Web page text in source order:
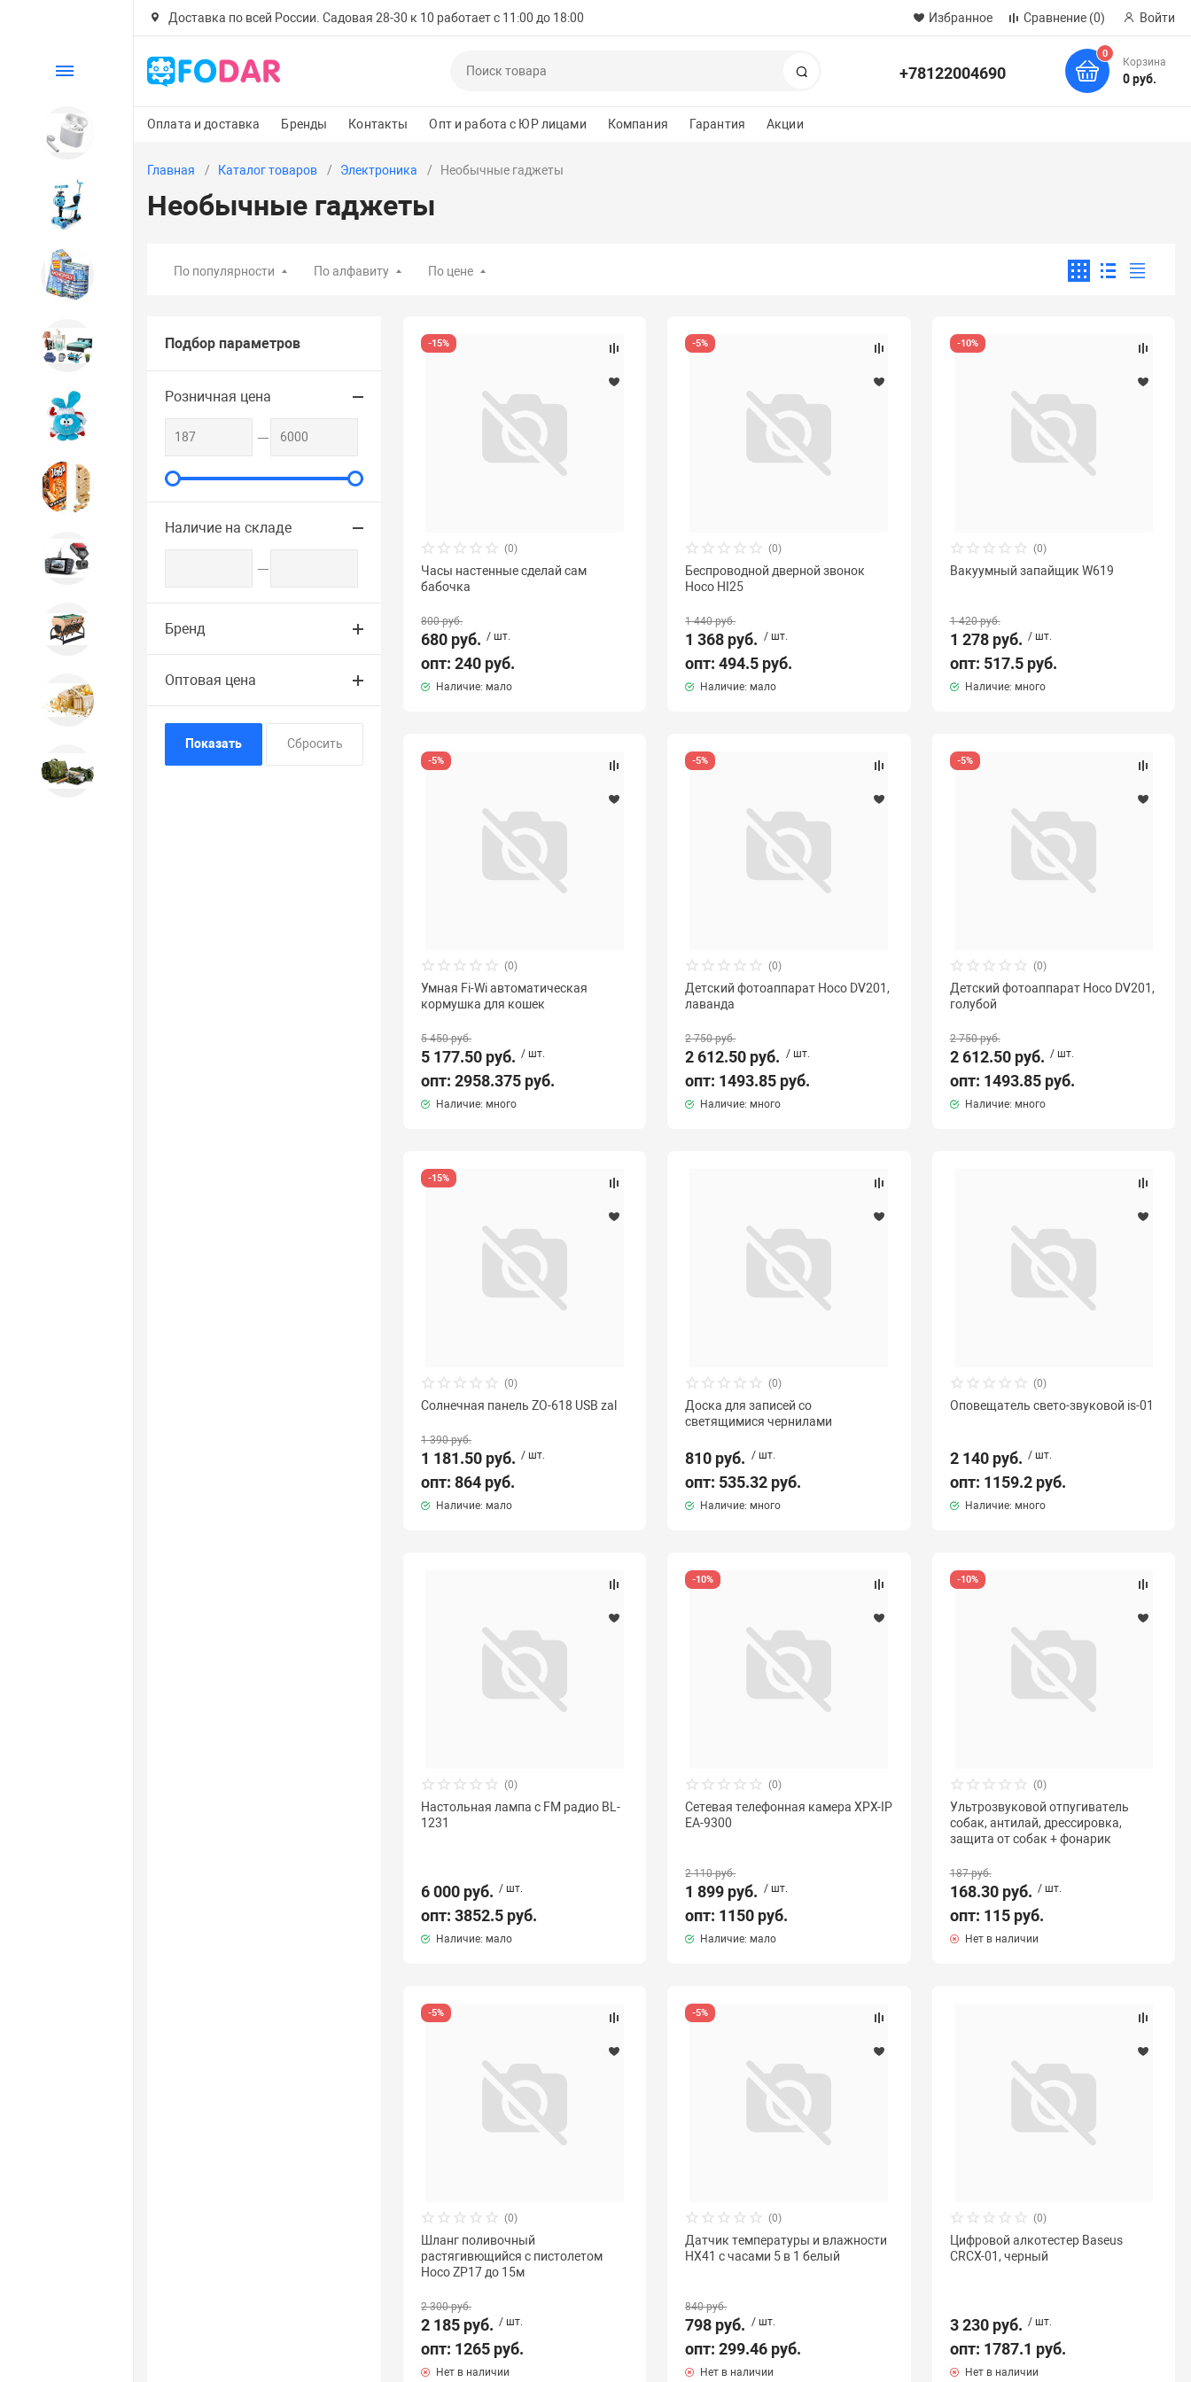
Доставка по всей России. Садовая 28-30 к 10 работает с 11:00 до 18:00 Избранное Сравнение (0) Войти
+78122004690
0
Корзина
0 руб.
Оплата и доставка Бренды Контакты Опт и работа с ЮР лицами Компания Гарантия Акции
Каталог
Электроника
Детский транспорт
Настольные игры
Дом и сад
Игрушки
Игрушки
склада СПб
Охота, спорт, туризм
Главная Каталог товаров Электроника Необычные гаджеты
Необычные гаджеты
По популярности По алфавиту По цене
Подбор параметров
Розничная цена
Наличие на складе
Бренд
Оптовая цена
-15%
(0)
Часы настенные сделай сам
бабочка
800 руб.
680 руб. / шт.
опт: 240 руб.
Наличие: мало
-5%
(0)
Беспроводной дверной звонок
Hoco HI25
1 440 руб.
1 368 руб. / шт.
опт: 494.5 руб.
Наличие: мало
-10%
(0)
Вакуумный запайщик W619
1 420 руб.
1 278 руб. / шт.
опт: 517.5 руб.
Наличие: много
-5%
(0)
Умная Fi-Wi автоматическая
кормушка для кошек
5 450 руб.
5 177.50 руб. / шт.
опт: 2958.375 руб.
Наличие: много
-5%
(0)
Детский фотоаппарат Hoco DV201,
лаванда
2 750 руб.
2 612.50 руб. / шт.
опт: 1493.85 руб.
Наличие: много
-5%
(0)
Детский фотоаппарат Hoco DV201,
голубой
2 750 руб.
2 612.50 руб. / шт.
опт: 1493.85 руб.
Наличие: много
-15%
(0)
Солнечная панель ZO-618 USB zal
1 390 руб.
1 181.50 руб. / шт.
опт: 864 руб.
Наличие: мало
(0)
Доска для записей со
светящимися чернилами
810 руб. / шт.
опт: 535.32 руб.
Наличие: много
(0)
Оповещатель свето-звуковой is-01
2 140 руб. / шт.
опт: 1159.2 руб.
Наличие: много
(0)
Настольная лампа с FM радио BL-
1231
6 000 руб. / шт.
опт: 3852.5 руб.
Наличие: мало
-10%
(0)
Сетевая телефонная камера XPX-IP
EA-9300
2 110 руб.
1 899 руб. / шт.
опт: 1150 руб.
Наличие: мало
-10%
(0)
Ультрозвуковой отпугиватель
собак, антилай, дрессировка,
защита от собак + фонарик
187 руб.
168.30 руб. / шт.
опт: 115 руб.
Нет в наличии
-5%
(0)
Шланг поливочный
растягивющийся с пистолетом
Hoco ZP17 до 15м
2 300 руб.
2 185 руб. / шт.
опт: 1265 руб.
Нет в наличии
-5%
(0)
Датчик температуры и влажности
HX41 с часами 5 в 1 белый
840 руб.
798 руб. / шт.
опт: 299.46 руб.
Нет в наличии
(0)
Цифровой алкотестер Baseus
CRCX-01, черный
3 230 руб. / шт.
опт: 1787.1 руб.
Нет в наличии